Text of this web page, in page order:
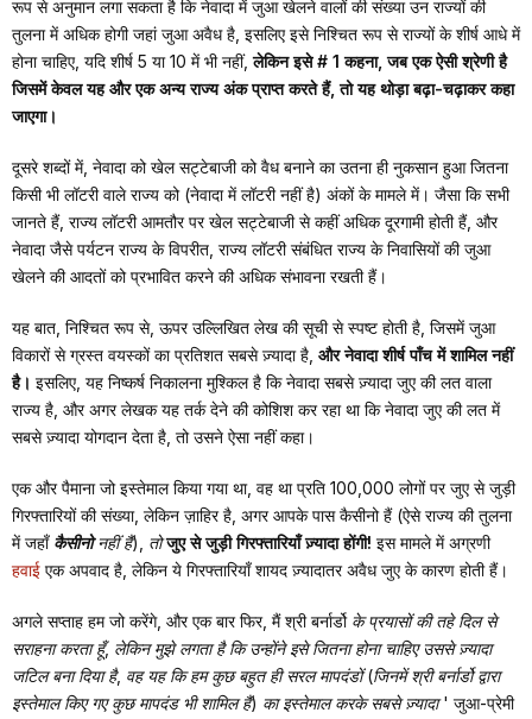
रूप से अनुमान लगा सकता है कि नेवादा में जुआ खेलने वालों की संख्या उन राज्यों की
तुलना में अधिक होगी जहां जुआ अवैध है, इसलिए इसे निश्चित रूप से राज्यों के शीर्ष आधे में
होना चाहिए, यदि शीर्ष 5 या 10 में भी नहीं,लेकिन इसे # 1 कहना, जब एक ऐसी श्रेणी है
जिसमें केवल यह और एक अन्य राज्य अंक प्राप्त करते हैं, तो यह थोड़ा बढ़ा-चढ़ाकर कहा
जाएगा।
दूसरे शब्दों में, नेवादा को खेल सट्टेबाजी को वैध बनाने का उतना ही नुकसान हुआ जितना
किसी भी लॉटरी वाले राज्य को (नेवादा में लॉटरी नहीं है) अंकों के मामले में। जैसा कि सभी
जानते हैं, राज्य लॉटरी आमतौर पर खेल सट्टेबाजी से कहीं अधिक दूरगामी होती हैं, और
नेवादा जैसे पर्यटन राज्य के विपरीत, राज्य लॉटरी संबंधित राज्य के निवासियों की जुआ
खेलने की आदतों को प्रभावित करने की अधिक संभावना रखती हैं।
यह बात, निश्चित रूप से, ऊपर उल्लिखित लेख की सूची से स्पष्ट होती है, जिसमें जुआ
विकारों से ग्रस्त वयस्कों का प्रतिशत सबसे ज़्यादा है, और नेवादा शीर्ष पाँच में शामिल नहीं
है। इसलिए, यह निष्कर्ष निकालना मुश्किल है कि नेवादा सबसे ज़्यादा जुए की लत वाला
राज्य है, और अगर लेखक यह तर्क देने की कोशिश कर रहा था कि नेवादा जुए की लत में
सबसे ज़्यादा योगदान देता है, तो उसने ऐसा नहीं कहा।
एक और पैमाना जो इस्तेमाल किया गया था, वह था प्रति 100,000 लोगों पर जुए से जुड़ी
गिरफ्तारियों की संख्या, लेकिन ज़ाहिर है, अगर आपके पास कैसीनो हैं (ऐसे राज्य की तुलना
में जहाँ कैसीनोनहीं हैं), तो जुए से जुड़ी गिरफ्तारियाँ ज़्यादा होंगी! इस मामले में अग्रणी
हवाई एक अपवाद है, लेकिन ये गिरफ्तारियाँ शायद ज़्यादातर अवैध जुए के कारण होती हैं।
अगले सप्ताह हम जो करेंगे, और एक बार फिर, मैं श्री बर्नार्डो के प्रयासों की तहे दिल से
सराहना करता हूँ, लेकिन मुझे लगता है कि उन्होंने इसे जितना होना चाहिए उससे ज़्यादा
जटिल बना दिया है, वह यह कि हम कुछ बहुत ही सरल मापदंडों (जिनमें श्री बर्नार्डो द्वारा
इस्तेमाल किए गए कुछ मापदंड भी शामिल हैं) का इस्तेमाल करके सबसे ज़्यादा ' जुआ-प्रेमी